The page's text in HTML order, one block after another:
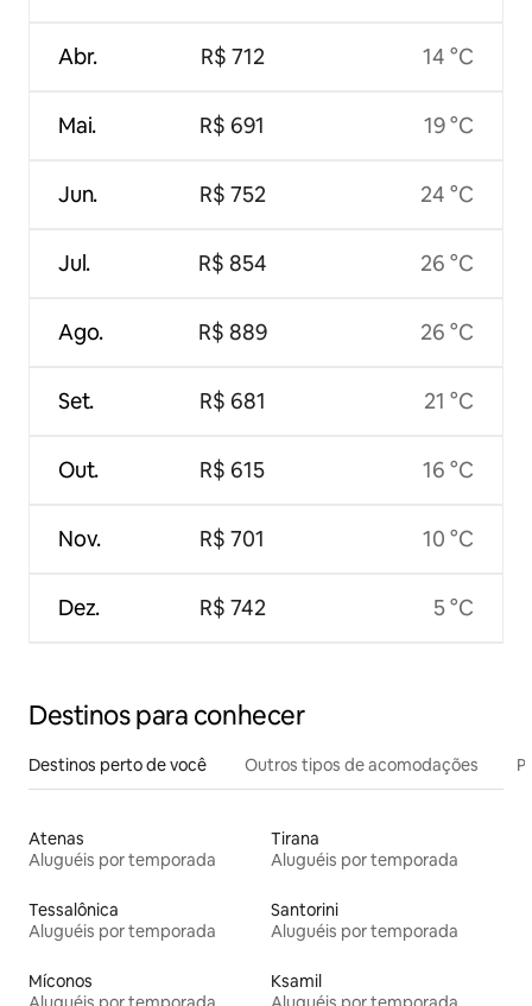
Abr.
Mai.
Jun.
Jul.
Ago.
Set.
Out.
Nov.
Dez.
R$ 712
R$ 691
R$ 752
R$ 854
R$ 889
R$ 681
R$ 615
R$ 701
R$ 742
14 °C
19 °C
24 °C
26 °C
26 °C
21 °C
16 °C
10 °C
5 °C
Destinos para conhecer
Destinos perto de você Outros tipos de acomodações
Atenas
Aluguéis por temporada
Tirana
Aluguéis por temporada
Tessalônica
Aluguéis por temporada
Santorini
Aluguéis por temporada
Míconos
Ksamil